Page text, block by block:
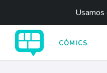
Usamos
CÓMICS